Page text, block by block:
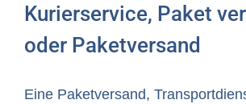
Kurierservice, Paket
oder Paketversand
Eine Paketversand,